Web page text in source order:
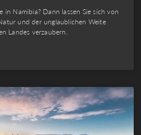
in Namibia? Dann lassen Sie sich von
und der unglaublichen Weite
Landes verzaubern.